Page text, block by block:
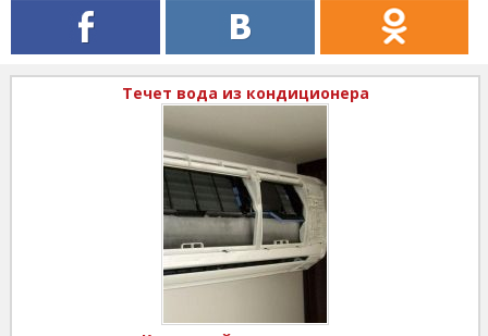
Течет вода из кондиционера